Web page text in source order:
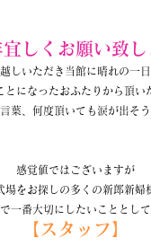
宜しくお願い致し
しいただき当館に晴れの一
とになったおふたりから頂い
葉、何度頂いても涙が出そう
感覚値ではございますが
場をお探しの多くの新郎新婦
一番大切にしたいこととし
【スタッフ】